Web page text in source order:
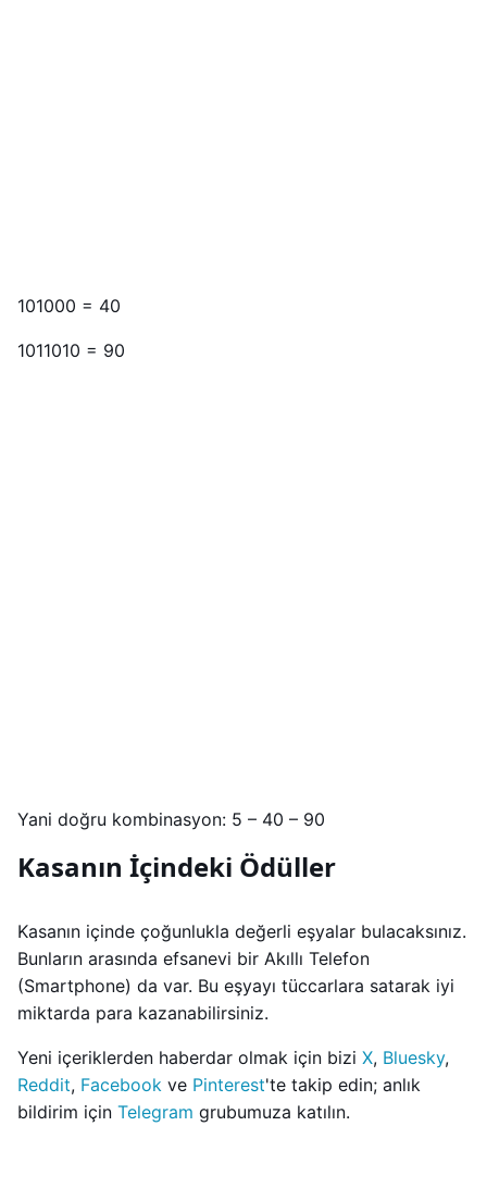
101000 = 40
1011010 = 90
Yani doğru kombinasyon: 5 – 40 – 90
Kasanın İçindeki Ödüller
Kasanın içinde çoğunlukla değerli eşyalar bulacaksınız.
Bunların arasında efsanevi bir Akıllı Telefon
(Smartphone) da var. Bu eşyayı tüccarlara satarak iyi
miktarda para kazanabilirsiniz.
Yeni içeriklerden haberdar olmak için bizi X, Bluesky,
Reddit, Facebook ve Pinterest'te takip edin; anlık
bildirim için Telegram grubumuza katılın.